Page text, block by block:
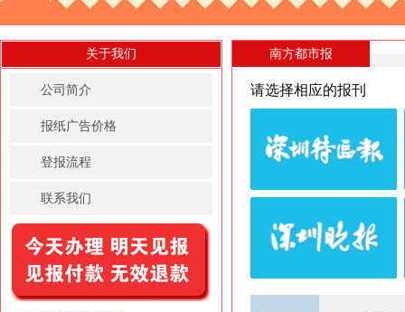
关于我们
公司简介
报纸广告价格
登报流程
联系我们
南方都市报
请选择相应的报刊